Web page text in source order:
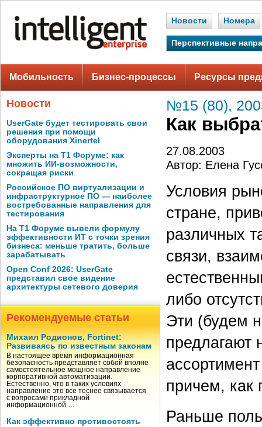
Новости Номера
Перспективные
Мобильность Бизнес-процессы Ресурсы
Новости
UserGate будет тестировать свои
решения при помощи
оборудования Xinertel
Эксперты на Т1 Форуме: как
множить ИИ-возможности,
сокращая риски
Российское ПО виртуализации и
инфраструктурное ПО — наиболее
востребованные направления для
тестирования
На Т1 Форуме вывели формулу
эффективности ИТ с точки зрения
бизнеса: меньше тратить, больше
зарабатывать
Open Conf 2026: UserGate
представил свое видение
архитектуры сетевого доверия
Рекомендуемые статьи
Михаил Родионов, Fortinet:
Развиваясь по известным законам
В настоящее время информационная
безопасность представляет собой вполне
самостоятельное мощное направление
корпоративной автоматизации.
Естественно, что в таких условиях
направление это все теснее связывается
с вопросами прикладной
информационной …
Как эффективно противостоять
№15 (80),
Как
27.08.2003
Автор: Елена
Условия
стране,
различных
связи,
либо
Эти (будем
предлагают
причем, как
Раньше